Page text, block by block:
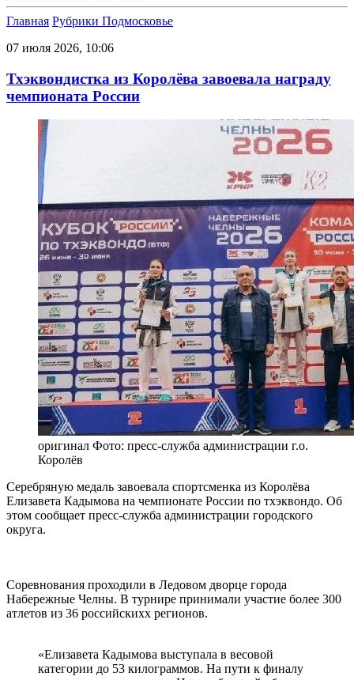
Главная Рубрики Подмосковье
07 июля 2026, 10:06
Тхэквондистка из Королёва завоевала награду
чемпионата России
оригинал Фото: пресс-служба администрации г.о.
Королёв
Серебряную медаль завоевала спортсменка из Королёва
Елизавета Кадымова на чемпионате России по тхэквондо. Об
этом сообщает пресс-служба администрации городского
округа.
Соревнования проходили в Ледовом дворце города
Набережные Челны. В турнире принимали участие более 300
атлетов из 36 российскихх регионов.
«Елизавета Кадымова выступала в весовой
категории до 53 килограммов. На пути к финалу